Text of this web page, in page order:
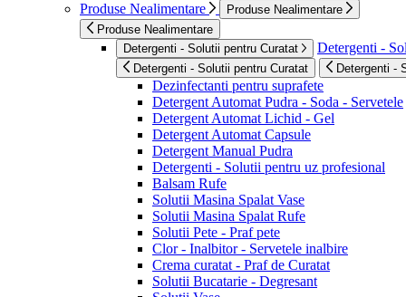
Produse Nealimentare
Produse Nealimentare
Produse Nealimentare
Detergenti - Solutii pentru Curatat
Detergenti -
Detergenti - Solutii pentru Curatat Detergenti -
Dezinfectanti pentru suprafete
Detergent Automat Pudra - Soda - Servetele
Detergent Automat Lichid - Gel
Detergent Automat Capsule
Detergent Manual Pudra
Detergenti - Solutii pentru uz profesional
Balsam Rufe
Solutii Masina Spalat Vase
Solutii Masina Spalat Rufe
Solutii Pete - Praf pete
Clor - Inalbitor - Servetele inalbire
Crema curatat - Praf de Curatat
Solutii Bucatarie - Degresant